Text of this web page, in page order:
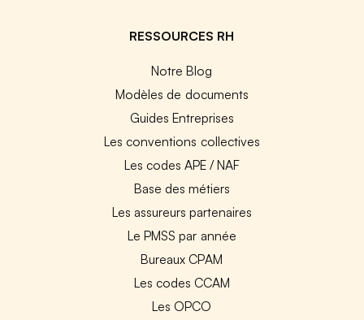
RESSOURCES RH
Notre Blog
Modèles de documents
Guides Entreprises
Les conventions collectives
Les codes APE / NAF
Base des métiers
Les assureurs partenaires
Le PMSS par année
Bureaux CPAM
Les codes CCAM
Les OPCO